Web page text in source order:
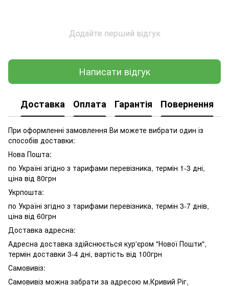
Додайте перший відгук
Написати відгук
Доставка Оплата Гарантія Повернення
При оформленні замовлення Ви можете вибрати один із
способів доставки:
Нова Пошта:
по Україні згідно з тарифами перевізника, термін 1-3 дні,
ціна від 80грн
Укрпошта:
по Україні згідно з тарифами перевізника, термін 3-7 днів,
ціна від 60грн
Доставка адресна:
Адресна доставка здійснюється кур'єром "Нової Пошти",
термін доставки 3-4 дні, вартість від 100грн
Самовивіз:
Самовивіз можна забрати за адресою м.Кривий Ріг,